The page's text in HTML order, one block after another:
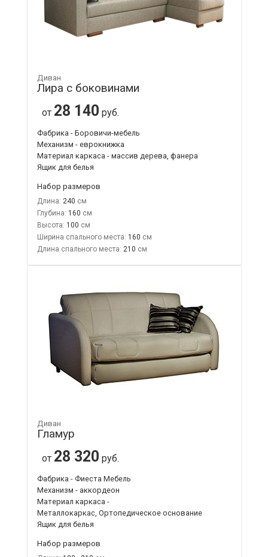
Диван
Лира с боковинами
от 28 140 руб.
Фабрика - Боровичи-мебель
Механизм - еврокнижка
Материал каркаса - массив дерева, фанера
Ящик для белья
Набор размеров
Длина: 240
Глубина: 160
Высота: 100
Ширина спального места: 160
Длина спального места: 210
Диван
Гламур
от 28 320 руб.
Фабрика - Фиеста Мебель
Механизм - аккордеон
Материал каркаса -
Металлокаркас, Ортопедическое основание
Ящик для белья
Набор размеров